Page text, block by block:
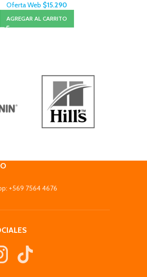
Oferta Web $15.290
AGREGAR AL CARRITO
+569 7564 4676